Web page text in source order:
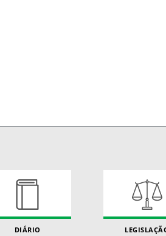
DIÁRIO